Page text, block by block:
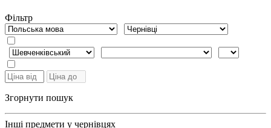
Фiльтр
Згорнути пошук
Інші предмети у чернівцях